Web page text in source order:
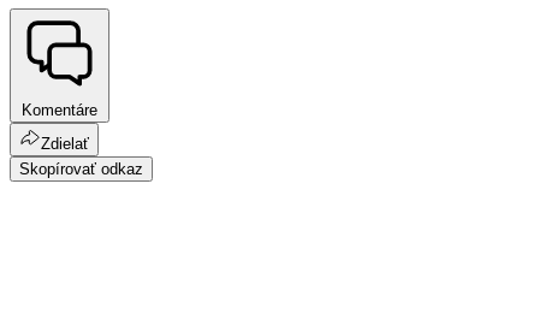
Komentáre
Zdielať
Skopírovať odkaz